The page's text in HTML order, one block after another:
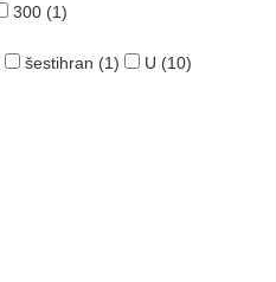
300 (1)
šestihran (1) U (10)